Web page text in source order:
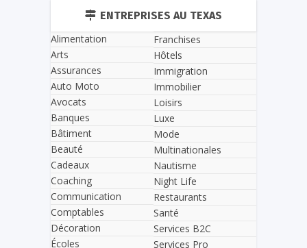
ENTREPRISES AU TEXAS
Alimentation
Arts
Assurances
Auto Moto
Avocats
Banques
Bâtiment
Beauté
Cadeaux
Coaching
Communication
Comptables
Décoration
Écoles
Franchises
Hôtels
Immigration
Immobilier
Loisirs
Luxe
Mode
Multinationales
Nautisme
Night Life
Restaurants
Santé
Services B2C
Services Pro